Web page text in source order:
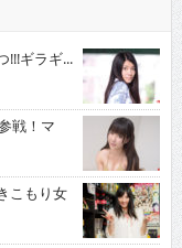
ギラギ...
戦！マ
こもり女